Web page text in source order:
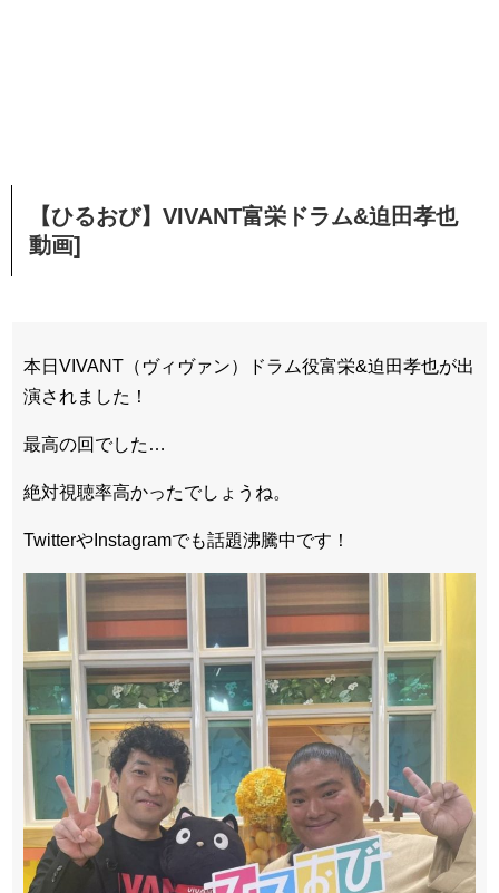
【ひるおび】VIVANT富栄ドラム&迫田孝也
動画]
本日VIVANT（ヴィヴァン）ドラム役富栄&迫田孝也が出
演されました！
最高の回でした…
絶対視聴率高かったでしょうね。
TwitterやInstagramでも話題沸騰中です！